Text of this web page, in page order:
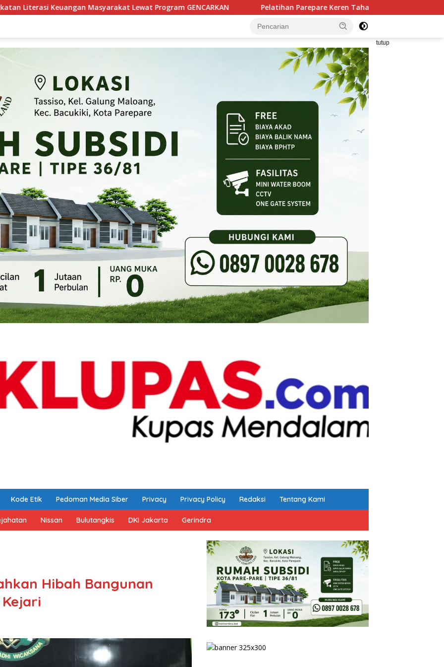
Lewat Program GENCARKAN Pelatihan Parepare Keren Tahap II Rampung, 250 Calon Pengusaha Baru Berhasil
tutup
Kode Etik Pedoman Media Siber Privacy Privacy Policy Redaksi Tentang Kami
Nissan Bulutangkis DKI Jakarta Gerindra
Hibah Bangunan